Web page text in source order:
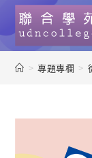
> 專題專欄 >